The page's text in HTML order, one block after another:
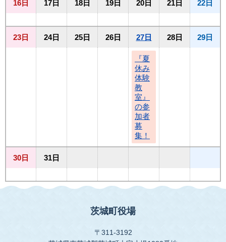
16日
17日 18日 19日 20日 21日 22日
23日 24日 25日 26日 27日 28日 29日
『夏
休み
体験
教
室』
の参
加者
募
集！
30日 31日
茨城町役場
〒311-3192